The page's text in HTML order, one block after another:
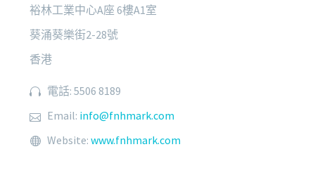
裕林工業中心A座 6樓A1室
葵涌葵樂街2-28號
香港
電話: 5506 8189
Email: info@fnhmark.com
Website: www.fnhmark.com